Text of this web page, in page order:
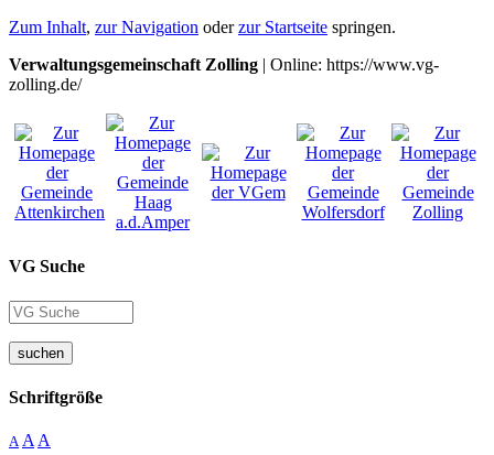
Zum Inhalt, zur Navigation oderzur Startseite springen.
Verwaltungsgemeinschaft Zolling | Online: https://www.vg-
zolling.de/
VG Suche
suchen
Schriftgröße
A A A